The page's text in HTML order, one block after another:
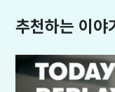
추천하는 이야